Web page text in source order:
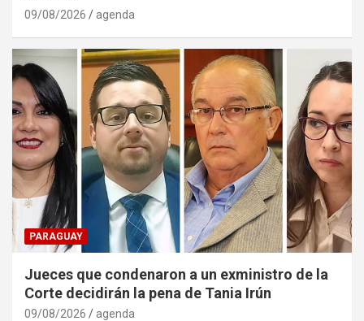
09/08/2026 agenda
PARAGUAY
Jueces que condenaron a un exministro de la
Corte decidirán la pena de Tania Irún
09/08/2026 agenda